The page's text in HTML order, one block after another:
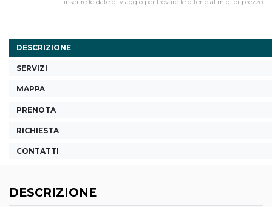
inserire le date di viaggio per trovare le offerte al miglior prezzo
DESCRIZIONE
SERVIZI
MAPPA
PRENOTA
RICHIESTA
CONTATTI
DESCRIZIONE